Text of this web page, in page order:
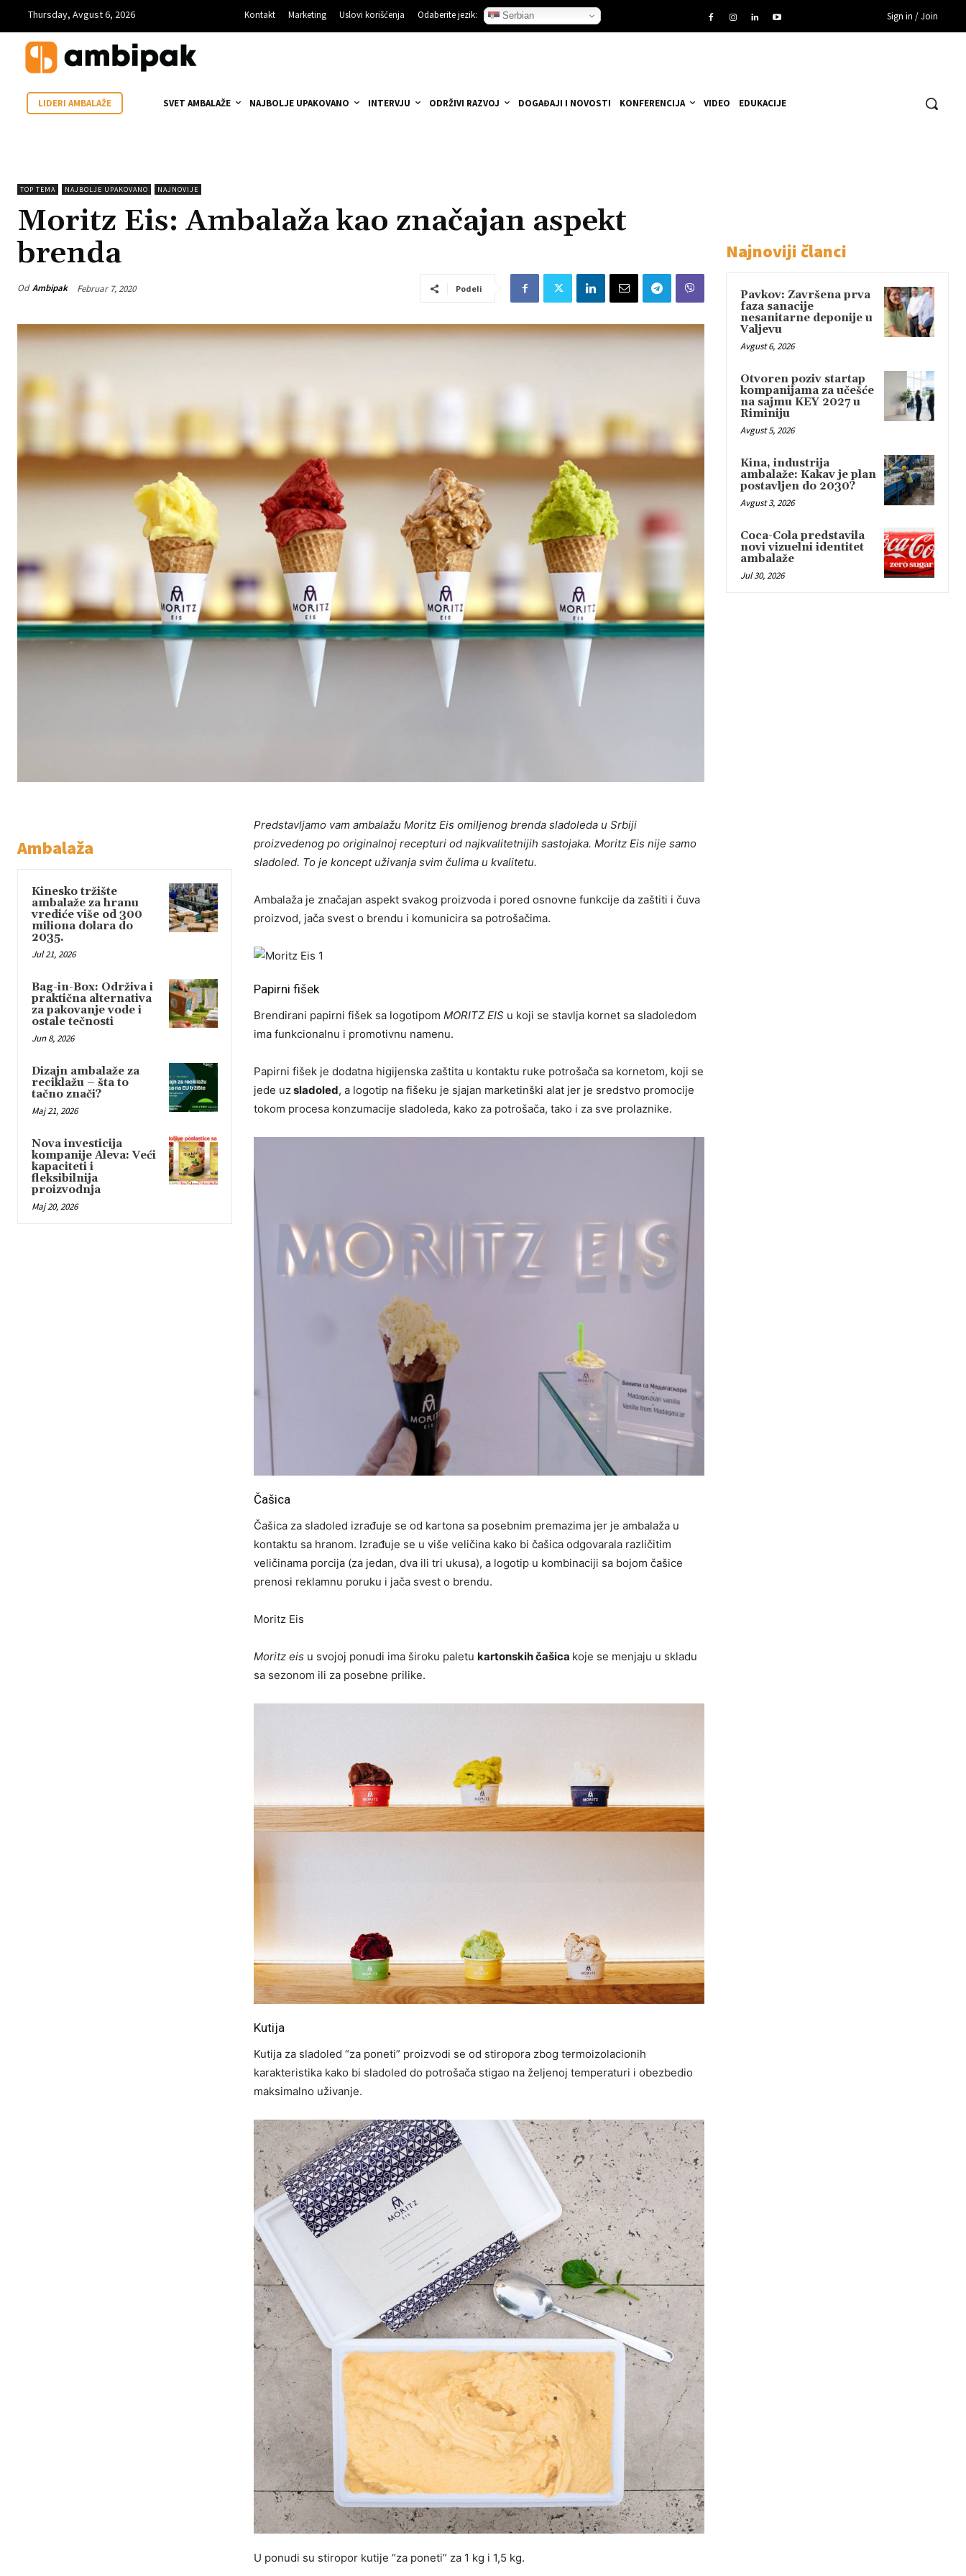
Thursday, Avgust 6, 2026 Kontakt Marketing Uslovi korišćenja Odaberite jezik: Serbian Sign in / Join
LIDERI AMBALAŽE SVET AMBALAŽE NAJBOLJE UPAKOVANO INTERVJU ODRŽIVI RAZVOJ DOGAĐAJI I NOVOSTI KONFERENCIJA VIDEO EDUKACIJE
TOP TEMA NAJBOLJE UPAKOVANO NAJNOVIJE
Moritz Eis: Ambalaža kao značajan aspekt
brenda
Od Ambipak Februar 7, 2020 Podeli
Ambalaža
Kinesko tržište
ambalaže za hranu
vrediće više od 300
miliona dolara do
2035.
Jul 21, 2026
Bag-in-Box: Održiva i
praktična alternativa
za pakovanje vode i
ostale tečnosti
Jun 8, 2026
Dizajn ambalaže za
reciklažu – šta to
tačno znači?
Maj 21, 2026
Nova investicija
kompanije Aleva: Veći
kapaciteti i
fleksibilnija
proizvodnja
Maj 20, 2026
Predstavljamo vam ambalažu Moritz Eis omiljenog brenda sladoleda u Srbiji
proizvedenog po originalnoj recepturi od najkvalitetnijih sastojaka. Moritz Eis nije samo
sladoled. To je koncept uživanja svim čulima u kvalitetu.
Ambalaža je značajan aspekt svakog proizvoda i pored osnovne funkcije da zaštiti i čuva
proizvod, jača svest o brendu i komunicira sa potrošačima.
Papirni fišek
Brendirani papirni fišek sa logotipom MORITZ EISu koji se stavlja kornet sa sladoledom
ima funkcionalnu i promotivnu namenu.
Papirni fišek je dodatna higijenska zaštita u kontaktu ruke potrošača sa kornetom, koji se
jede uzsladoled, a logotip na fišeku je sjajan marketinški alat jer je sredstvo promocije
tokom procesa konzumacije sladoleda, kako za potrošača, tako i za sve prolaznike.
Čašica
Čašica za sladoled izrađuje se od kartona sa posebnim premazima jer je ambalaža u
kontaktu sa hranom. Izrađuje se u više veličina kako bi čašica odgovarala različitim
veličinama porcija (za jedan, dva ili tri ukusa), a logotip u kombinaciji sa bojom čašice
prenosi reklamnu poruku i jača svest o brendu.
Moritz Eis
Moritz eis u svojoj ponudi ima široku paletu kartonskih čašica koje se menjaju u skladu
sa sezonom ili za posebne prilike.
Kutija
Kutija za sladoled “za poneti” proizvodi se od stiropora zbog termoizolacionih
karakteristika kako bi sladoled do potrošača stigao na željenoj temperaturi i obezbedio
maksimalno uživanje.
U ponudi su stiropor kutije “za poneti” za 1 kg i 1,5 kg.
Najnoviji članci
Pavkov: Završena prva
faza sanacije
nesanitarne deponije u
Valjevu
Avgust 6, 2026
Otvoren poziv startap
kompanijama za učešće
na sajmu KEY 2027 u
Riminiju
Avgust 5, 2026
Kina, industrija
ambalaže: Kakav je plan
postavljen do 2030?
Avgust 3, 2026
Coca-Cola predstavila
novi vizuelni identitet
ambalaže
Jul 30, 2026